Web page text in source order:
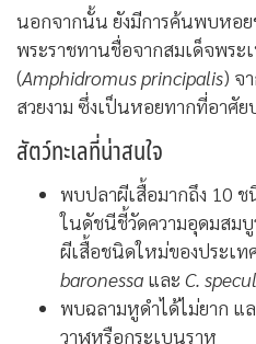
นอกจากนั้น ยังมีการค้นพบหอ
พระราชทานชื่อจากสมเด็จพระ
(Amphidromus principalis) จ
สวยงาม ซึ่งเป็นหอยทากที่อาศั
สัตว์ทะเลที่น่าสนใจ
พบปลาผีเสื้อมากถึง 10
ในดัชนีชี้วัดความอุดมสม
ผีเสื้อชนิดใหม่ของประเ
baronessa และ C.
พบฉลามหูดำได้ไม่ยาก แ
วาฬหรือกระเบนราหู